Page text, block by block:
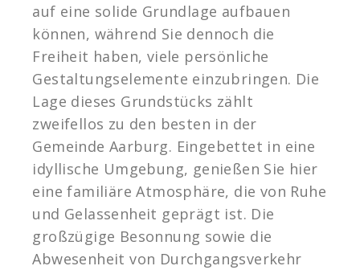
auf eine solide Grundlage aufbauen
können, während Sie dennoch die
Freiheit haben, viele persönliche
Gestaltungselemente einzubringen. Die
Lage dieses Grundstücks zählt
zweifellos zu den besten in der
Gemeinde Aarburg. Eingebettet in eine
idyllische Umgebung, genießen Sie hier
eine familiäre Atmosphäre, die von Ruhe
und Gelassenheit geprägt ist. Die
großzügige Besonnung sowie die
Abwesenheit von Durchgangsverkehr